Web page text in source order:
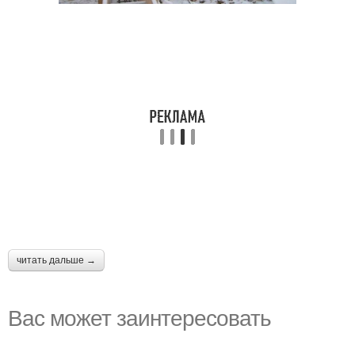
читать дальше →
Вас может заинтересовать